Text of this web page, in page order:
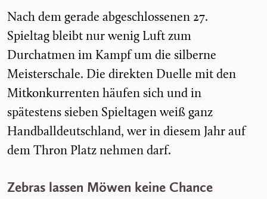
Nach dem gerade abgeschlossenen 27.
Spieltag bleibt nur wenig Luft zum
Durchatmen im Kampf um die silberne
Meisterschale. Die direkten Duelle mit den
Mitkonkurrenten häufen sich und in
spätestens sieben Spieltagen weiß ganz
Handballdeutschland, wer in diesem Jahr auf
dem Thron Platz nehmen darf.
Zebras lassen Möwen keine Chance